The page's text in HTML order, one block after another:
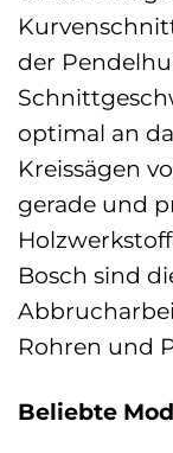
der
optimal an
Kreissägen
gerade und
Bosch sind
Rohren und
Beliebte